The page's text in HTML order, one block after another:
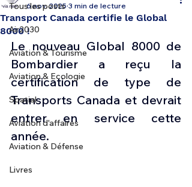
Tous les posts
Air2030
Aviation & Tourisme
Aviation & Ecologie
Spatial
Aviation d'affaires
Aviation & Défense
Livres
Transport Canada certifie le Global
8000 !
6 nov. 2025 3 min de lecture
Le nouveau Global 8000 de
Bombardier a reçu la
certification de type de
Transports Canada et devrait
entrer en service cette
année.